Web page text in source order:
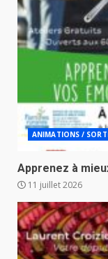
ANIMATIONS /
Apprenez à
11 juillet 2026